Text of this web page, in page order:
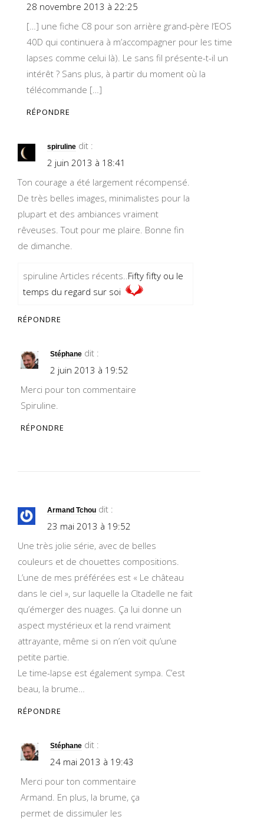
28 novembre 2013 à 22:25
[…] une fiche C8 pour son arrière grand-père l’EOS
40D qui continuera à m’accompagner pour les time
lapses comme celui là). Le sans fil présente-t-il un
intérêt ? Sans plus, à partir du moment où la
télécommande […]
RÉPONDRE
spiruline dit :
2 juin 2013 à 18:41
Ton courage a été largement récompensé.
De très belles images, minimalistes pour la
plupart et des ambiances vraiment
rêveuses. Tout pour me plaire. Bonne fin
de dimanche.
spiruline Articles récents..Fifty fifty ou le
temps du regard sur soi
RÉPONDRE
Stéphane dit :
2 juin 2013 à 19:52
Merci pour ton commentaire
Spiruline.
RÉPONDRE
Armand Tchou dit :
23 mai 2013 à 19:52
Une très jolie série, avec de belles
couleurs et de chouettes compositions.
L’une de mes préférées est « Le château
dans le ciel », sur laquelle la CItadelle ne fait
qu’émerger des nuages. Ça lui donne un
aspect mystérieux et la rend vraiment
attrayante, même si on n’en voit qu’une
petite partie.
Le time-lapse est également sympa. C’est
beau, la brume…
RÉPONDRE
Stéphane dit :
24 mai 2013 à 19:43
Merci pour ton commentaire
Armand. En plus, la brume, ça
permet de dissimuler les